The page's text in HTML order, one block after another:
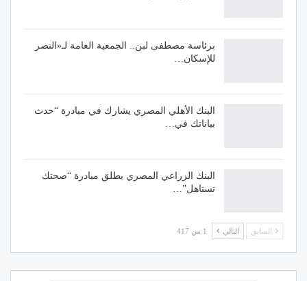
برئاسة مصطفى لبن.. الجمعية العامة لـ«النصر
للإسكان…
البنك الأهلي المصري يشارك في مبادرة “حدث
بياناتك في…
البنك الزراعي المصري يطلق مبادرة “صحتك
تستاهل”…
السابق التالي 1 من 417